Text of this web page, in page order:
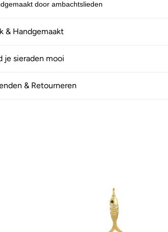
door ambachtslieden
& Handgemaakt
je sieraden mooi
& Retourneren